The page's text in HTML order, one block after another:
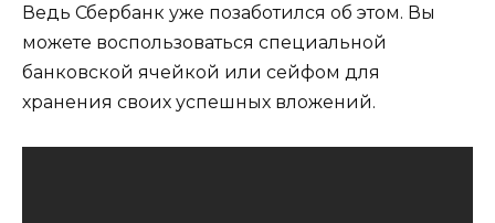
Ведь Сбербанк уже позаботился об этом. Вы
можете воспользоваться специальной
банковской ячейкой или сейфом для
хранения своих успешных вложений.